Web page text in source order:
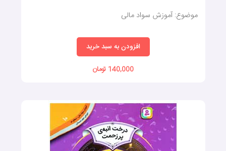
موضوع: آموزش سواد مالی
افزودن به سبد خرید
140,000 تومان